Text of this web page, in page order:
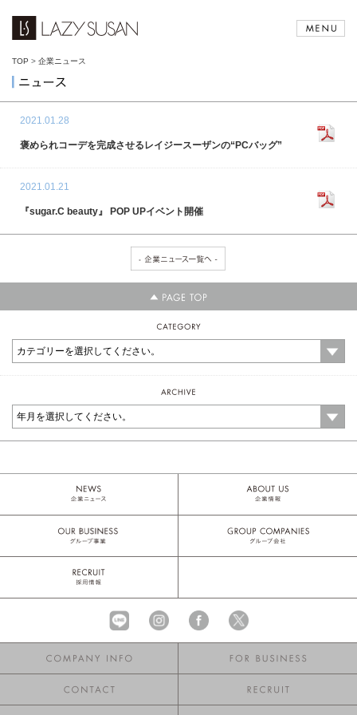
TOP > 企業ニュース
2021.01.28
褒められコーデを完成させるレイジースーザンの“PCバッグ”
2021.01.21
『sugar.C beauty』 POP UPイベント開催